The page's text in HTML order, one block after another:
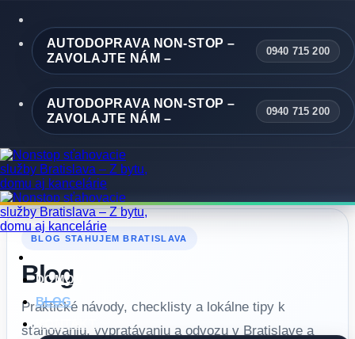
content AUTODOPRAVA NON-STOP –
ZAVOLAJTE NÁM –
0940 715 200
AUTODOPRAVA NON-STOP –
ZAVOLAJTE NÁM –
0940 715 200
DOMOV
BLOG
KONTAKT
BLOG STAHUJEM BRATISLAVA
Blog
Praktické návody, checklisty a lokálne tipy k
sťahovaniu, vypratávaniu a odvozu v Bratislave a